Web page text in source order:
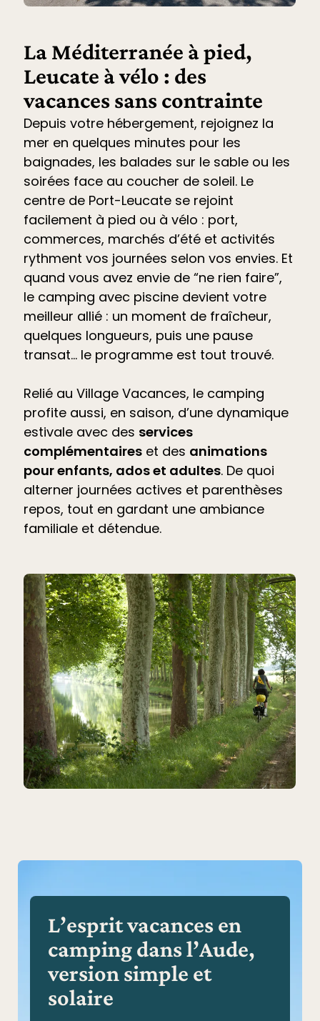
La Méditerranée à pied,
Leucate à vélo : des
vacances sans contrainte
Depuis votre hébergement, rejoignez la
mer en quelques minutes pour les
baignades, les balades sur le sable ou les
soirées face au coucher de soleil. Le
centre de Port-Leucate se rejoint
facilement à pied ou à vélo : port,
commerces, marchés d’été et activités
rythment vos journées selon vos envies. Et
quand vous avez envie de “ne rien faire”,
le camping avec piscine devient votre
meilleur allié : un moment de fraîcheur,
quelques longueurs, puis une pause
transat… le programme est tout trouvé.
Relié au Village Vacances, le camping
profite aussi, en saison, d’une dynamique
estivale avec des services
complémentaires et des animations
pour enfants, ados et adultes. De quoi
alterner journées actives et parenthèses
repos, tout en gardant une ambiance
familiale et détendue.
L’esprit vacances en
camping dans l’Aude,
version simple et
solaire